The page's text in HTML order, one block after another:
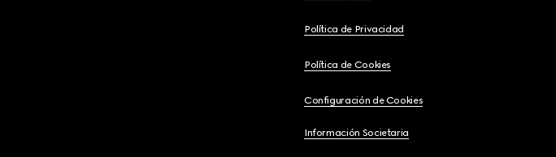
Política de Privacidad
Política de Cookies
Configuración de Cookies
Información Societaria